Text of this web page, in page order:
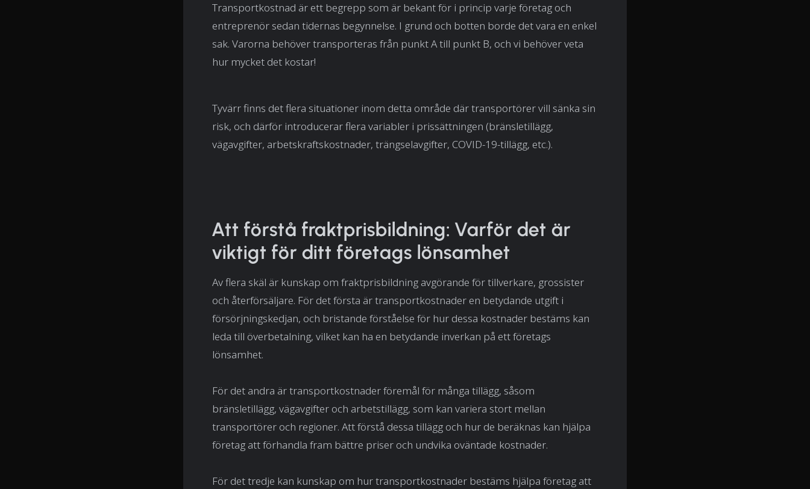
Transportkostnad är ett begrepp som är bekant för i princip varje företag och
entreprenör sedan tidernas begynnelse. I grund och botten borde det vara en enkel
sak. Varorna behöver transporteras från punkt A till punkt B, och vi behöver veta
hur mycket det kostar!
Tyvärr finns det flera situationer inom detta område där transportörer vill sänka sin
risk, och därför introducerar flera variabler i prissättningen (bränsletillägg,
vägavgifter, arbetskraftskostnader, trängselavgifter, COVID-19-tillägg, etc.).
Att förstå fraktprisbildning: Varför det är
viktigt för ditt företags lönsamhet
Av flera skäl är kunskap om fraktprisbildning avgörande för tillverkare, grossister
och återförsäljare. För det första är transportkostnader en betydande utgift i
försörjningskedjan, och bristande förståelse för hur dessa kostnader bestäms kan
leda till överbetalning, vilket kan ha en betydande inverkan på ett företags
lönsamhet.
För det andra är transportkostnader föremål för många tillägg, såsom
bränsletillägg, vägavgifter och arbetstillägg, som kan variera stort mellan
transportörer och regioner. Att förstå dessa tillägg och hur de beräknas kan hjälpa
företag att förhandla fram bättre priser och undvika oväntade kostnader.
För det tredje kan kunskap om hur transportkostnader bestäms hjälpa företag att